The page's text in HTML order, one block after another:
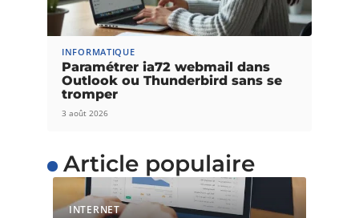
INFORMATIQUE
Paramétrer ia72 webmail dans
Outlook ou Thunderbird sans se
tromper
3 août 2026
Article populaire
INTERNET